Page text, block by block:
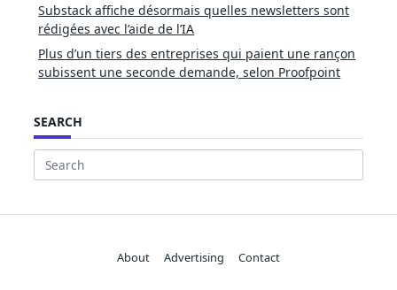
Substack affiche désormais quelles newsletters sont
rédigées avec l’aide de l’IA
Plus d’un tiers des entreprises qui paient une rançon
subissent une seconde demande, selon Proofpoint
SEARCH
Search
About Advertising Contact